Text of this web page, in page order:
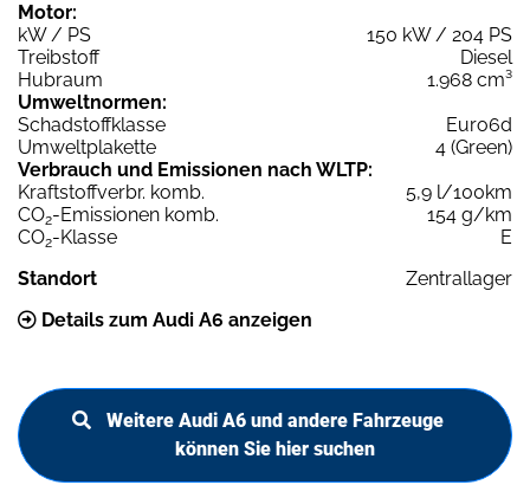
Motor:
kW / PS
150 kW / 204 PS
Treibstoff
Diesel
Hubraum
1.968 cm³
Umweltnormen:
Schadstoffklasse
Euro6d
Umweltplakette
4 (Green)
Verbrauch und Emissionen nach WLTP:
Kraftstoffverbr. komb.
5,9 l/100km
CO2-Emissionen komb.
154 g/km
CO2-Klasse
E
Standort
Zentrallager
Details zum Audi A6 anzeigen
Weitere Audi A6 und andere Fahrzeuge
können Sie hier suchen